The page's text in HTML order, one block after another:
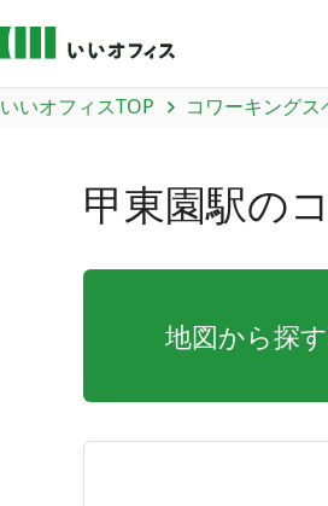
いいオフィスTOP コワーキング
甲東園駅の
地図から探す